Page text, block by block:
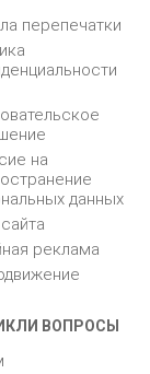
перепечатки
на
данных
реклама
ВОПРОСЫ